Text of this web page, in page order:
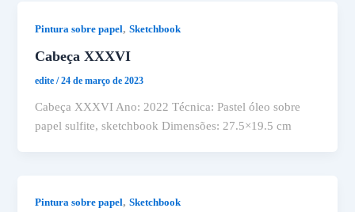
Pintura sobre papel,Sketchbook
Cabeça XXXVI
edite/24 de março de 2023
Cabeça XXXVI Ano: 2022 Técnica: Pastel óleo sobre
papel sulfite, sketchbook Dimensões: 27.5×19.5 cm
Pintura sobre papel,Sketchbook